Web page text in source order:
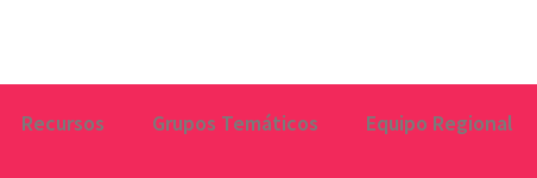
Recursos Grupos Temáticos Equipo Regional